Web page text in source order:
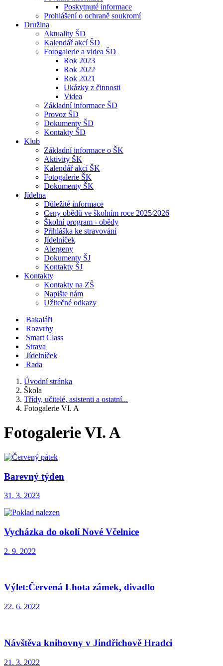
Poskytnuté informace
Prohlášení o ochraně soukromí
Družina
Aktuality ŠD
Kalendář akcí ŠD
Fotogalerie a videa ŠD
Rok 2023
Rok 2022
Rok 2021
Ukázky z činnosti
Videa
Základní informace ŠD
Provoz ŠD
Dokumenty ŠD
Kontakty ŠD
Klub
Základní informace o ŠK
Aktivity ŠK
Kalendář akcí ŠK
Fotogalerie ŠK
Dokumenty ŠK
Jídelna
Důležité informace
Ceny obědů ve školním roce 2025⁄2026
Školní program - obědy
Přihláška ke stravování
Jídelníček
Alergeny
Dokumenty ŠJ
Kontakty ŠJ
Kontakty
Kontakty na ZŠ
Napište nám
Užitečné odkazy
Bakaláři
Rozvrhy
Smart Class
Strava
Jídelníček
Rada
Úvodní stránka
Škola
Třídy, učitelé, asistenti a ostatní...
Fotogalerie VI. A
Fotogalerie VI. A
Barevný týden
31. 3. 2023
Vycházka do okolí Nové Včelnice
2. 9. 2022
Výlet:Červená Lhota zámek, divadlo
22. 6. 2022
Návštěva knihovny v Jindřichově Hradci
21. 3. 2022